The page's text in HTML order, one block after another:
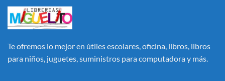
Te ofremos lo mejor en útiles escolares, oficina, libros, libros
para niños, juguetes, suministros para computadora y más.